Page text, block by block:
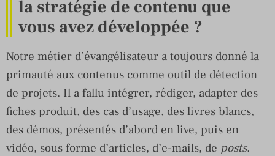
la stratégie de contenu que
vous avez développée ?
Notre métier d’évangélisateur a toujours donné la
primauté aux contenus comme outil de détection
de projets. Il a fallu intégrer, rédiger, adapter des
fiches produit, des cas d’usage, des livres blancs,
des démos, présentés d’abord en live, puis en
vidéo, sous forme d’articles, d’e-mails, de posts.